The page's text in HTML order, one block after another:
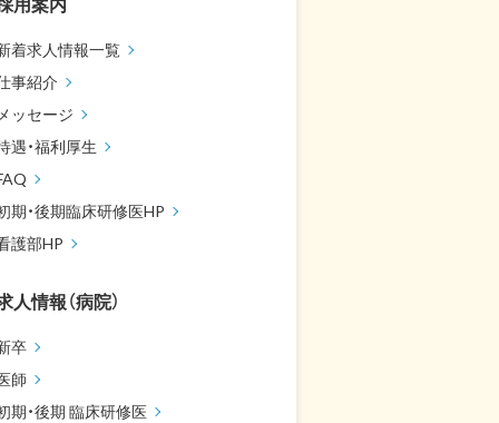
着求人情報一覧
事紹介
メッセージ
遇・福利厚生
期・後期臨床研修医HP
護部HP
人情報（病院）
卒
師
期・後期 臨床研修医